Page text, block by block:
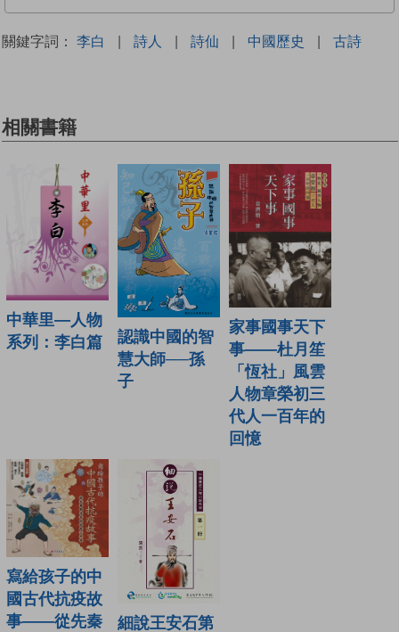
關鍵字詞： 李白 | 詩人 | 詩仙 | 中國歷史 | 古詩
相關書籍
中華里—人物
系列：李白篇
認識中國的智
慧大師──孫
子
家事國事天下
事——杜月笙
「恆社」風雲
人物章榮初三
代人一百年的
回憶
寫給孩子的中
國古代抗疫故
事——從先秦
細說王安石第